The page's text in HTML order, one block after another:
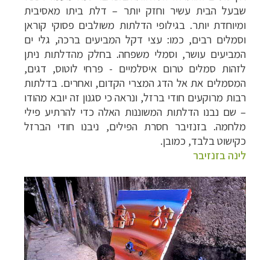
שבעל הבית עשיר וחזק יותר – דלת ביתו מאסיבית
ומיוחדת יותר. בגילופי הדלתות משולבים פסוקי קוראן
וסמלים רבים, כמו: עצי דקל המביעים ברכה, גלי ים
המביעים עושר, וסמלי משפחה. בחלק מהדלתות ניתן
לזהות סמלים טרום איסלמיים - פרחי לוטוס, דגים,
המסמלים את אל הדג המצרי הקדום, ואחרים. בדלתות
רבות מרוקעים חודי ברזל, ונראה כי סגנון זה יובא מהודו
– שם נבנו הדלתות המשוננות האלה כדי להרתיע פילי
מלחמה. בזנזיבר חסרת הפילים, ניבנו חודי הברזל
כקישוט בלבד, כמובן.
לינה בזנזיבר